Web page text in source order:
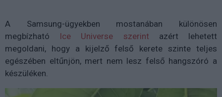
A Samsung-ügyekben mostanában különösen
megbízható Ice Universe szerint azért lehetett
megoldani, hogy a kijelző felső kerete szinte teljes
egészében eltűnjön, mert nem lesz felső hangszóró a
készüléken.